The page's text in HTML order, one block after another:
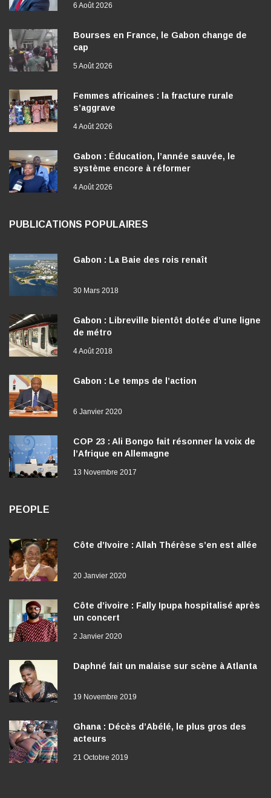
6 Août 2026
Bourses en France, le Gabon change de
cap
5 Août 2026
Femmes africaines : la fracture rurale
s’aggrave
4 Août 2026
Gabon : Éducation, l’année sauvée, le
système encore à réformer
4 Août 2026
PUBLICATIONS POPULAIRES
Gabon : La Baie des rois renaît
30 Mars 2018
Gabon : Libreville bientôt dotée d’une ligne
de métro
4 Août 2018
Gabon : Le temps de l’action
6 Janvier 2020
COP 23 : Ali Bongo fait résonner la voix de
l’Afrique en Allemagne
13 Novembre 2017
PEOPLE
Côte d’Ivoire : Allah Thérèse s’en est allée
20 Janvier 2020
Côte d’ivoire : Fally Ipupa hospitalisé après
un concert
2 Janvier 2020
Daphné fait un malaise sur scène à Atlanta
19 Novembre 2019
Ghana : Décès d’Abélé, le plus gros des
acteurs
21 Octobre 2019